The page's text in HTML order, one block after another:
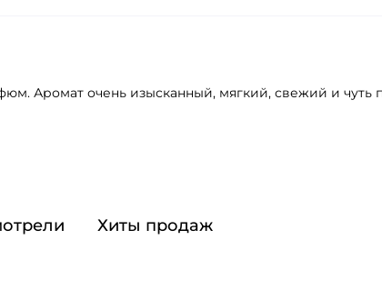
Аромат очень изысканный, мягкий, свежий и чуть
Хиты продаж